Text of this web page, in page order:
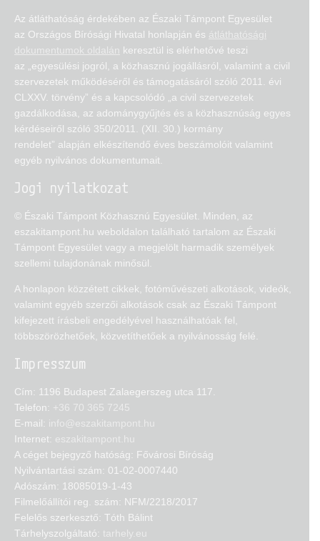
Az átláthatóság érdekében az Északi Támpont Egyesület
az Országos Bírósági Hivatal honlapján és átláthatósági
dokumentumok oldalán keresztül is elérhetővé teszi
az „egyesülési jogról, a közhasznú jogállásról, valamint a civil
szervezetek működéséről és támogatásáról szóló 2011. évi
CLXXV. törvény” és a kapcsolódó „a civil szervezetek
gazdálkodása, az adománygyűjtés és a közhasznúság egyes
kérdéseiről szóló 350/2011. (XII. 30.) kormány
rendelet” alapján elkészítendő éves beszámolóit valamint
egyéb nyilvános dokumentumait.
Jogi nyilatkozat
© Északi Támpont Közhasznú Egyesület. Minden, az
eszakitampont.hu weboldalon található tartalom az Északi
Támpont Egyesület vagy a megjelölt harmadik személyek
szellemi tulajdonának minősül.
A honlapon közzétett cikkek, fotóművészeti alkotások, videók,
valamint egyéb szerzői alkotások csak az Északi Támpont
kifejezett írásbeli engedélyével használhatóak fel,
többszörözhetőek, közvetíthetőek a nyilvánosság felé.
Impresszum
Cím: 1196 Budapest Zalaegerszeg utca 117.
Telefon: +36 70 365 7245
E-mail: info@eszakitampont.hu
Internet: eszakitampont.hu
A céget bejegyző hatóság: Fővárosi Bíróság
Nyilvántartási szám: 01-02-0007440
Adószám: 18085019-1-43
Filmelőállítói reg. szám: NFM/2218/2017
Felelős szerkesztő: Tóth Bálint
Tárhelyszolgáltató: tarhely.eu